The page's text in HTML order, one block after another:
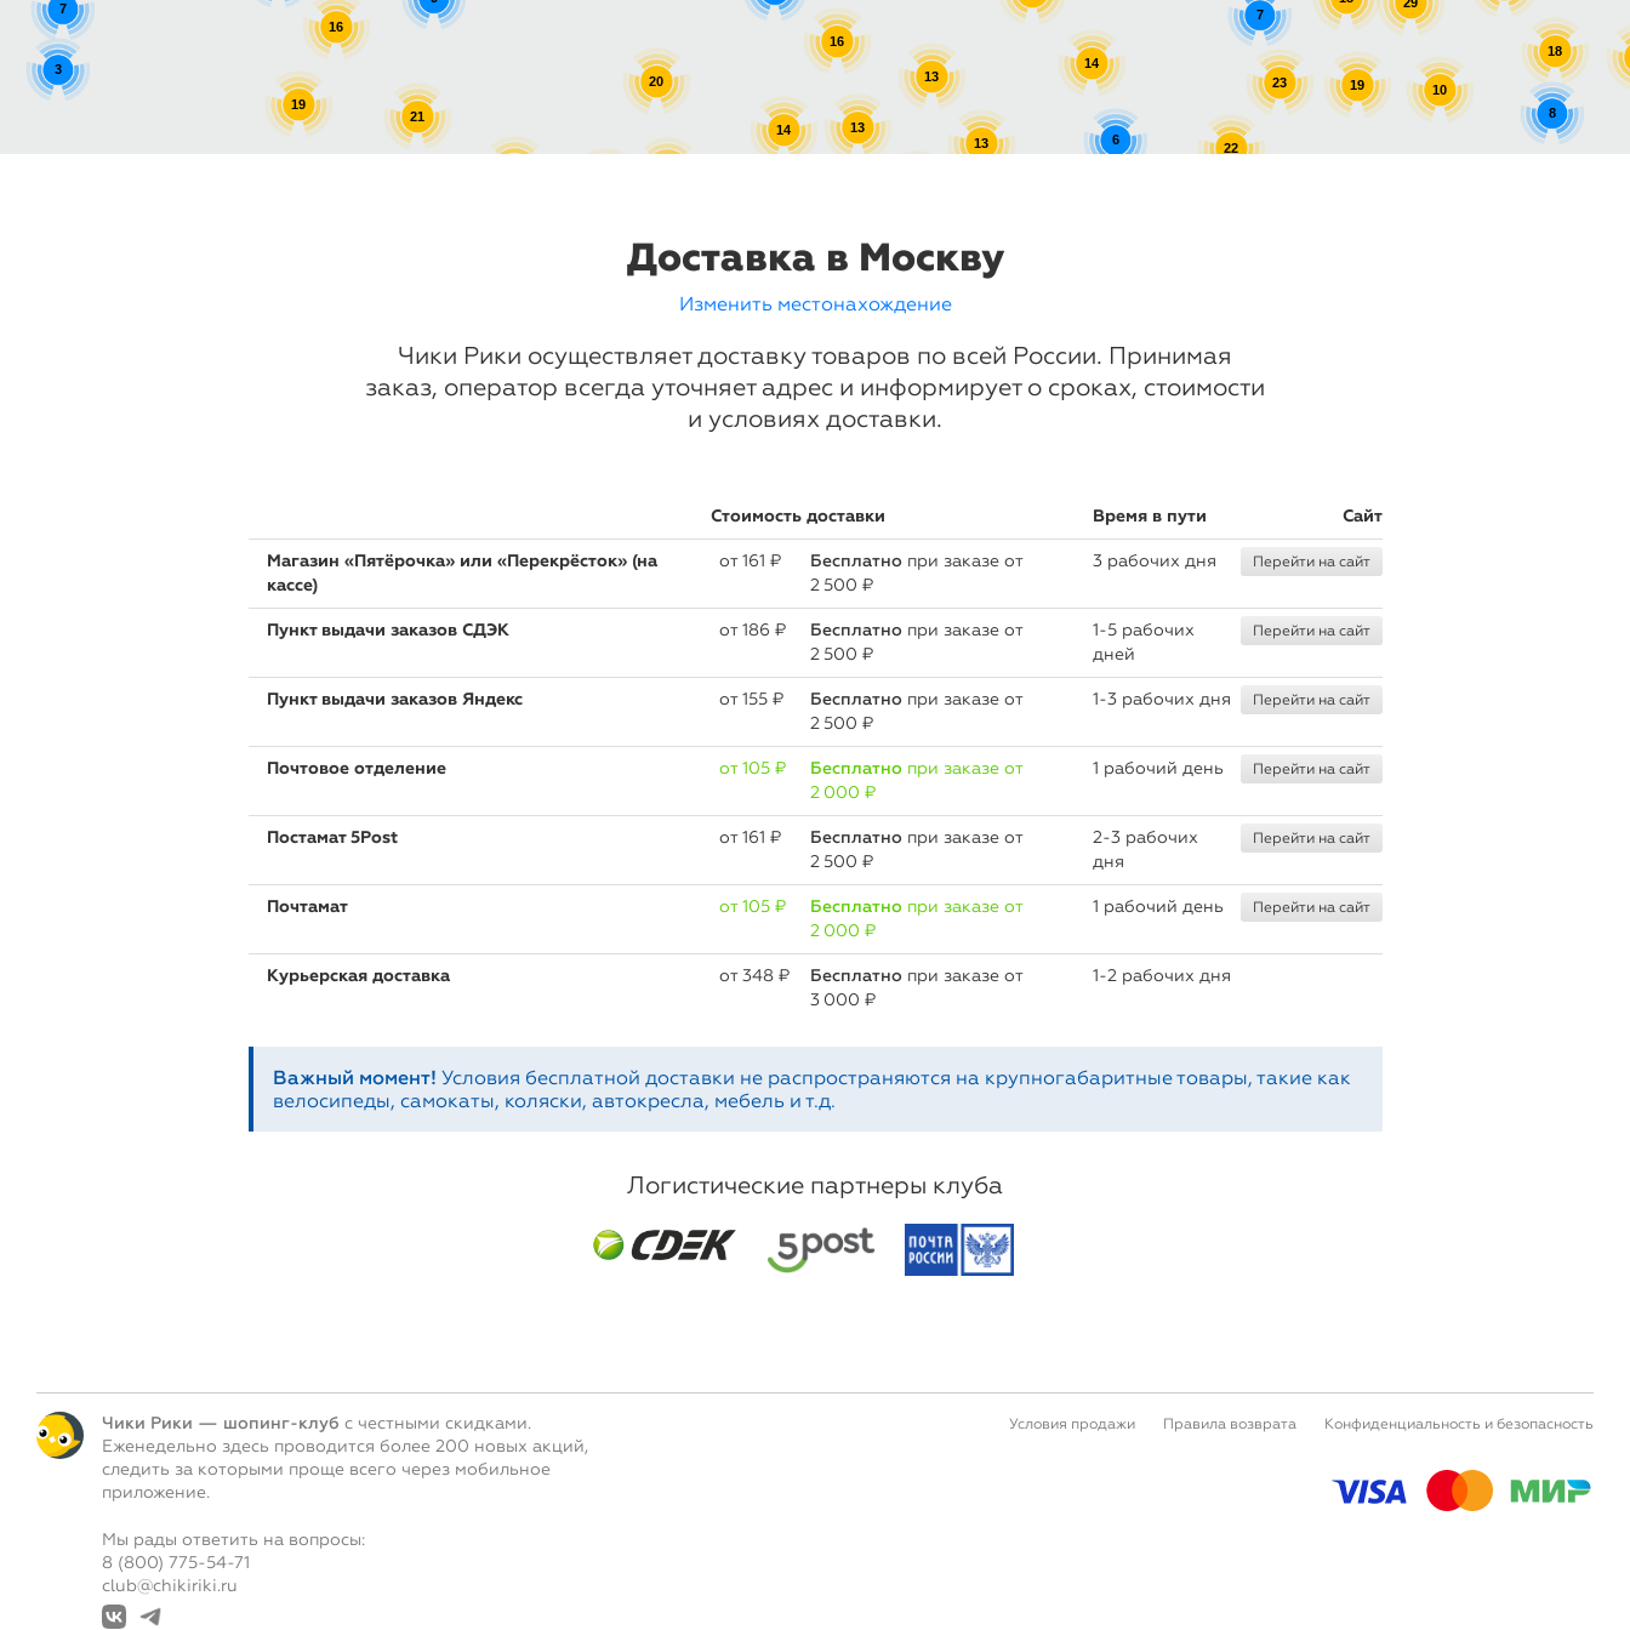
19
19
20
13
23
13
10
21
13
3
16
22
18
16
6
14
14
7
8
7
Доставка в Москву
Изменить местонахождение
Чики Рики осуществляет доставку товаров по всей России. Принимая
заказ, оператор всегда уточняет адрес и информирует о сроках, стоимости
и условиях доставки.
Стоимость доставки Время в пути Сайт
Магазин «Пятёрочка» или «Перекрёсток» (на
кассе)
oт 161 ₽ Бесплатнопри заказе от
2 500 ₽
3 рабочих дня Перейти на сайт
Пункт выдачи заказов СДЭК oт 186 ₽ Бесплатнопри заказе от
2 500 ₽
1-5 рабочих
дней
Перейти на сайт
Пункт выдачи заказов Яндекс oт 155 ₽ Бесплатнопри заказе от
2 500 ₽
1-3 рабочих дня Перейти на сайт
Почтовое отделение oт 105 ₽ Бесплатнопри заказе от
2 000 ₽
1 рабочий день Перейти на сайт
Постамат 5Post oт 161 ₽ Бесплатнопри заказе от
2 500 ₽
2-3 рабочих
дня
Перейти на сайт
Почтамат oт 105 ₽ Бесплатнопри заказе от
2 000 ₽
1 рабочий день Перейти на сайт
Курьерская доставка oт 348 ₽ Бесплатнопри заказе от
3 000 ₽
1-2 рабочих дня
Важный момент! Условия бесплатной доставки не распространяются на крупногабаритные товары, такие как
велосипеды, самокаты, коляски, автокресла, мебель и т.д.
Логистические партнеры клуба
Чики Рики — шопинг-клуб с честными скидками.
Еженедельно здесь проводится более 200 новых акций,
следить за которыми проще всего через мобильное
приложение.
Мы рады ответить на вопросы:
8 (800) 775-54-71
club@chikiriki.ru
Условия продажи Правила возврата Конфиденциальность и безопасность